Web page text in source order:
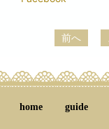
前へ
home guide